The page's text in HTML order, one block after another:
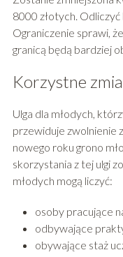
8000 złotych.
Ograniczenie sprawi,
granicą będą bardziej
Korzystne
Ulga dla młodych,
przewiduje zwolnienie
nowego roku grono
skorzystania z tej ulgi
młodych mogą liczyć:
osoby pracujące
odbywające
obywające staż